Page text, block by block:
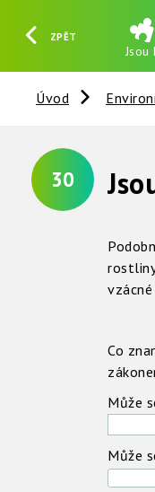
ZPĚT
HLEDAT
Úvod
30
vzácné
Co
Může
Může